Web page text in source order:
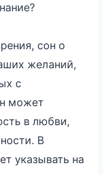
сон о
желаний,
с
может
в любви,
В
указывать на